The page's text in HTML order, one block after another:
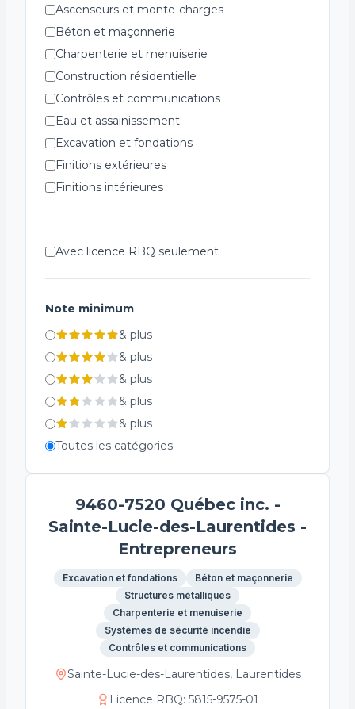
Ascenseurs et monte-charges
Béton et maçonnerie
Charpenterie et menuiserie
Construction résidentielle
Contrôles et communications
Eau et assainissement
Excavation et fondations
Finitions extérieures
Finitions intérieures
Plomberie et ventilation
Réfrigération
Systèmes de sécurité incendie
Électricité
Avec licence RBQ seulement
Note minimum
& plus
& plus
& plus
& plus
& plus
Toutes les catégories
9460-7520 Québec inc. -
Sainte-Lucie-des-Laurentides -
Entrepreneurs
Excavation et fondations
Béton et maçonnerie
Structures métalliques
Charpenterie et menuiserie
Systèmes de sécurité incendie
Contrôles et communications
Sainte-Lucie-des-Laurentides, Laurentides
Licence RBQ: 5815-9575-01